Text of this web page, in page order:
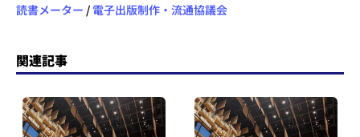
読書メーター / 電子出版制作・流通協議会
関連記事